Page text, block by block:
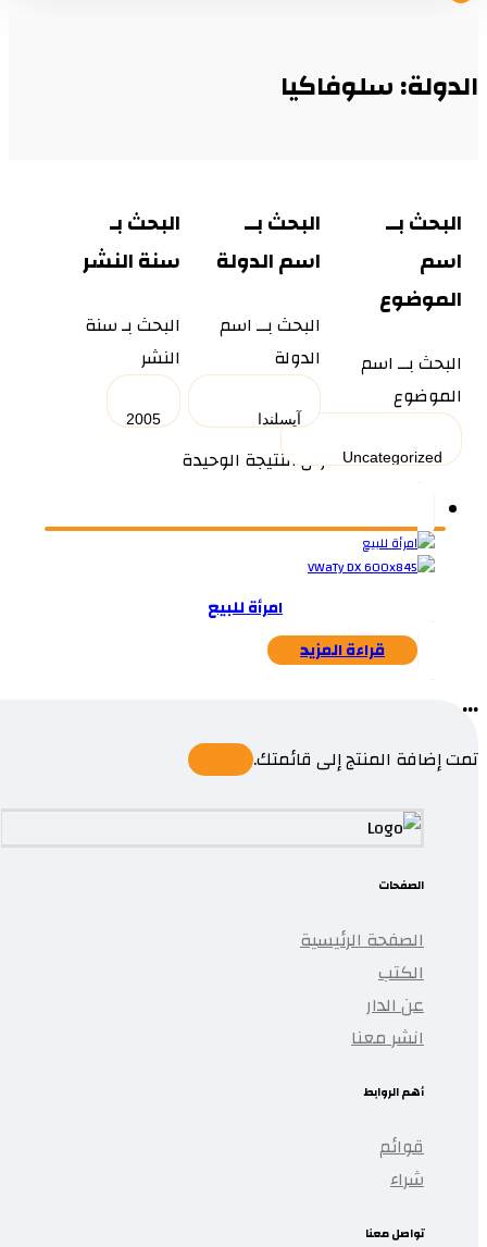
الدولة: سلوفاكيا
البحث بــ
اسم
الموضوع
البحث بــ اسم
الموضوع
البحث بــ
اسم الدولة
البحث بــ اسم
الدولة
البحث بـ
سنة النشر
البحث بـ سنة
النشر
عرض النتيجة الوحيدة
امرأة للبيع
قراءة المزيد
...
تمت إضافة المنتج إلى قائمتك.
الصفحات
الصفحة الرئيسية
الكتب
عن الدار
انشر معنا
أهم الروابط
قوائم
شراء
تواصل معنا